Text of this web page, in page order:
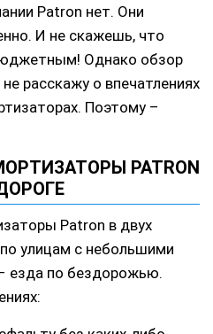
Patron нет. Они
И не скажешь, что
Однако обзор
расскажу о впечатлениях
Поэтому –
PATRON
Patron в двух
улицам с небольшими
езда по бездорожью.